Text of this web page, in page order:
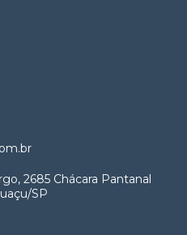
2685 Chácara Pantanal
SP